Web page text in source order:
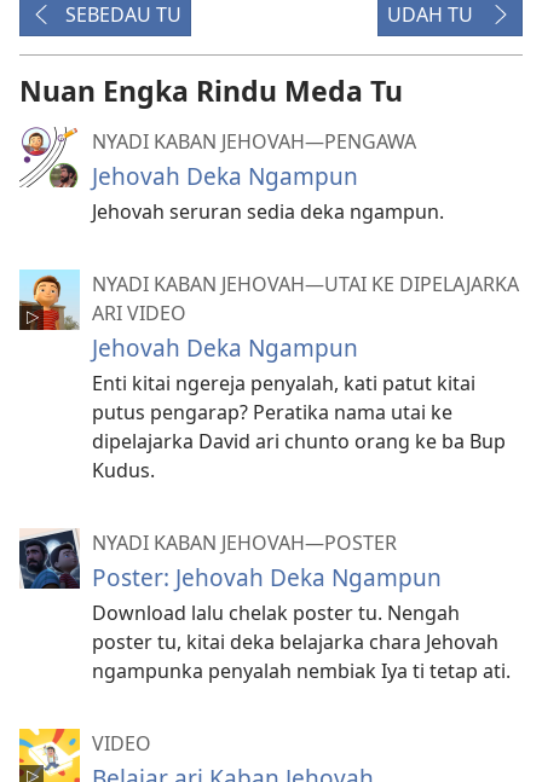
SEBEDAU TU
UDAH TU
Nuan Engka Rindu Meda Tu
NYADI KABAN JEHOVAH—PENGAWA
Jehovah Deka Ngampun
Jehovah seruran sedia deka ngampun.
NYADI KABAN JEHOVAH—UTAI KE DIPELAJARKA
ARI VIDEO
Jehovah Deka Ngampun
Enti kitai ngereja penyalah, kati patut kitai
putus pengarap? Peratika nama utai ke
dipelajarka David ari chunto orang ke ba Bup
Kudus.
NYADI KABAN JEHOVAH—POSTER
Poster: Jehovah Deka Ngampun
Download lalu chelak poster tu. Nengah
poster tu, kitai deka belajarka chara Jehovah
ngampunka penyalah nembiak Iya ti tetap ati.
VIDEO